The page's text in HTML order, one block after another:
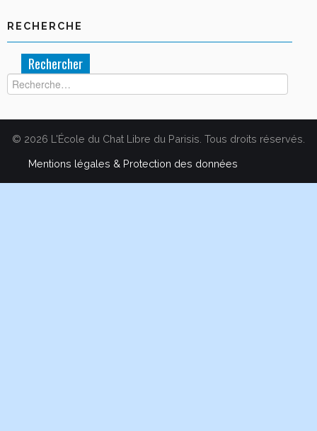
RECHERCHE
Rechercher :
© 2026 L'École du Chat Libre du Parisis. Tous droits réservés.
Mentions légales & Protection des données